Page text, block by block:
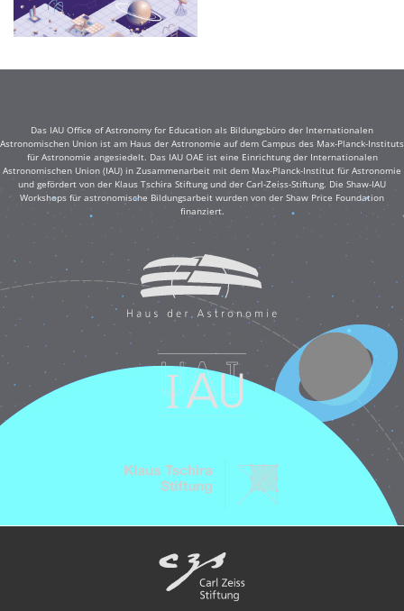
Das IAU Office of Astronomy for Education als Bildungsbüro der Internationalen
Astronomischen Union ist am Haus der Astronomie auf dem Campus des Max-Planck-Instituts
für Astronomie angesiedelt. Das IAU OAE ist eine Einrichtung der Internationalen
Astronomischen Union (IAU) in Zusammenarbeit mit dem Max-Planck-Institut für Astronomie
und gefördert von der Klaus Tschira Stiftung und der Carl-Zeiss-Stiftung. Die Shaw-IAU
Workshops für astronomische Bildungsarbeit wurden von der Shaw Price Foundation
finanziert.